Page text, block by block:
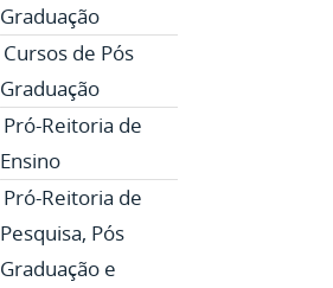
Graduação
Cursos de Pós
Graduação
Pró-Reitoria de
Ensino
Pró-Reitoria de
Pesquisa, Pós
Graduação e